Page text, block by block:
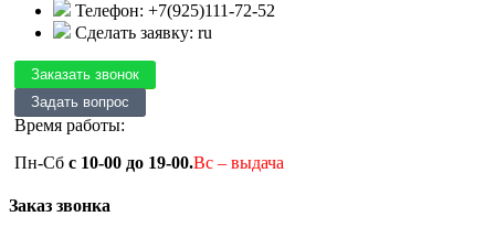
Телефон: +7(925)111-72-52
Сделать заявку: ru
Время работы:
Пн-Сб с 10-00 до 19-00.Вс – выдача
Заказ звонка